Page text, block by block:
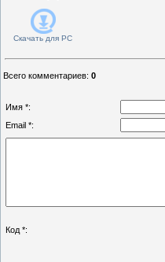
Скачать для PC
Всего комментариев: 0
Имя *:
Email *:
Код *: